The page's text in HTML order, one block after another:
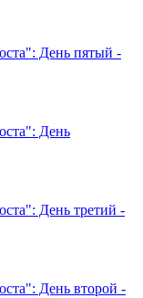
День пятый -
День
День третий -
День второй -